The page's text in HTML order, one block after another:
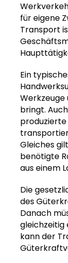
für eigene
Transport
Ein
Werkzeuge
bringt.
produzierte
Gleiches
benötigte
aus einem
Die
des
Danach
gleichzeitig
kann der